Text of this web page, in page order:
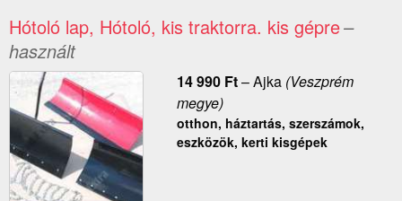
Hótoló lap, Hótoló, kis traktorra. kis gépre–
használt
14 990 Ft–Ajka(Veszprém
megye)
otthon, háztartás, szerszámok,
eszközök, kerti kisgépek